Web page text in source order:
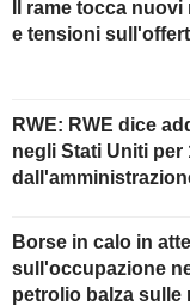
Il rame tocca
e tensioni
RWE: RWE dice
negli Stati Uniti per
Borse in calo in
sull'occupazione
petrolio balza sulle